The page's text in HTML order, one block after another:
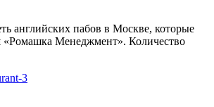
английских пабов в Москве, которые
«Ромашка Менеджмент». Количество
3